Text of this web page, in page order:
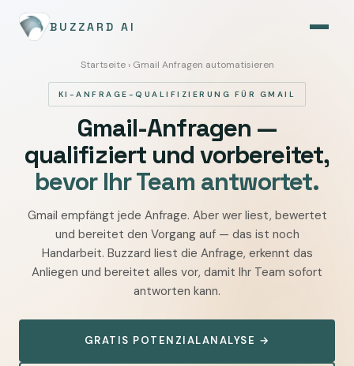
BUZZARD AI
Startseite› Gmail Anfragen automatisieren
KI-ANFRAGE-QUALIFIZIERUNG FÜR GMAIL
Gmail-Anfragen —
qualifiziert und vorbereitet,
bevor Ihr Team antwortet.
Gmail
Anfragen
automatisieren
—
Anfragen
qualifizieren,
Gmail empfängt jede Anfrage. Aber wer liest, bewertet
und bereitet den Vorgang auf — das ist noch
Handarbeit. Buzzard liest die Anfrage, erkennt das
Anliegen und bereitet alles vor, damit Ihr Team sofort
antworten kann.
GRATIS POTENZIALANALYSE →